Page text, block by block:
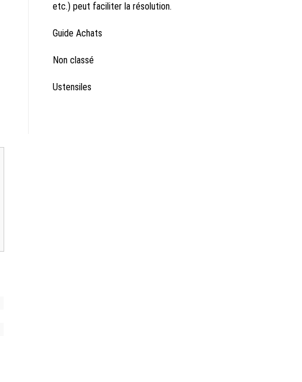
etc.) peut faciliter la résolution.
Guide Achats
Non classé
Ustensiles